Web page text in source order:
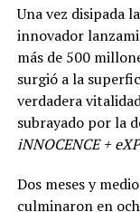
Una vez disipada
innovador
más de 500
surgió a la
verdadera
subrayado por la
iNNOCENCE +
Dos meses y
culminaron en